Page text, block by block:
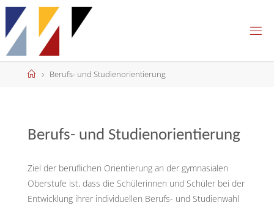
Skip
content
HomeBerufs- und Studienorientierung
Berufs- und Studienorientierung
Ziel der beruflichen Orientierung an der gymnasialen
Oberstufe ist, dass die Schülerinnen und Schüler bei der
Entwicklung ihrer individuellen Berufs- und Studienwahl